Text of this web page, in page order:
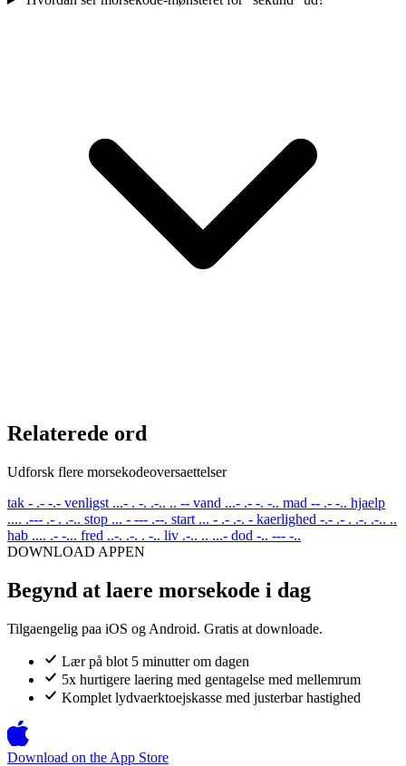
Relaterede ord
Udforsk flere morsekodeoversaettelser
tak - .- -.- venligst ...- . -. .-.. .. -- vand ...- .- -. -.. mad -- .- -.. hjaelp
.... .--- .- . .-.. stop ... - --- .--. start ... - .- .-. - kaerlighed -.- .- . .-. .-.. ..
hab .... .- -... fred ..-. .-. . -.. liv .-.. .. ...- dod -.. --- -..
DOWNLOAD APPEN
Begynd at laere morsekode i dag
Tilgaengelig paa iOS og Android. Gratis at downloade.
Lær på blot 5 minutter om dagen
5x hurtigere laering med gentagelse med mellemrum
Komplet lydvaerktoejskasse med justerbar hastighed
Download on the App Store